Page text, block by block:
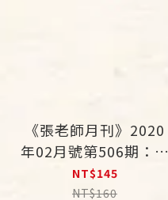
《張老師月刊》2020
年02月號第506期：大
人戀愛攻略 中年想
愛，如何愛？
NT$145
NT$160